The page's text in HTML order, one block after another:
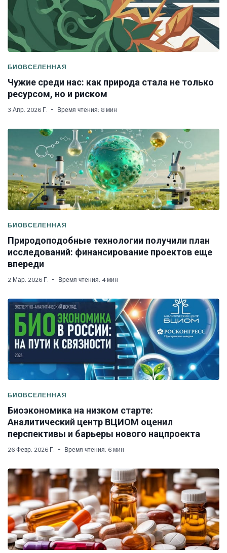
БИОВСЕЛЕННАЯ
Чужие среди нас: как природа стала не только
ресурсом, но и риском
3 Апр. 2026 Г. Время чтения: 8 мин
БИОВСЕЛЕННАЯ
Природоподобные технологии получили план
исследований: финансирование проектов еще
впереди
2 Мар. 2026 Г. Время чтения: 4 мин
БИОВСЕЛЕННАЯ
Биоэкономика на низком старте:
Аналитический центр ВЦИОМ оценил
перспективы и барьеры нового нацпроекта
26 Февр. 2026 Г. Время чтения: 6 мин